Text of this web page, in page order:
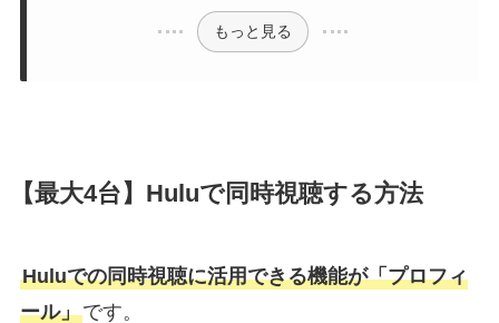
もっと見る
【最大4台】Huluで同時視聴する方法
Huluでの同時視聴に活用できる機能が「プロフィ
ール」です。